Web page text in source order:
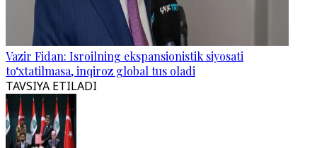
Vazir Fidan: Isroilning ekspansionistik siyosati
to‘xtatilmasa, inqiroz global tus oladi
TAVSIYA ETILADI